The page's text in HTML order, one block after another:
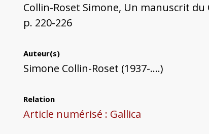
Collin-Roset Simone, Un manuscrit du
p. 220-226
Auteur(s)
Simone Collin-Roset (1937-....)
Relation
Article numérisé : Gallica